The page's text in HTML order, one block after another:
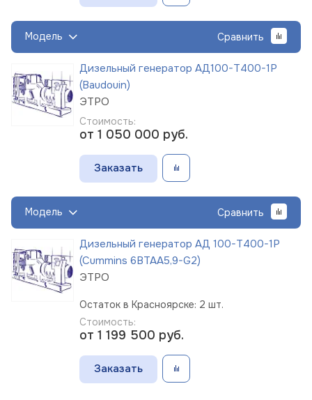
Модель Сравнить
Дизельный генератор АД100-Т400-1Р
(Baudouin)
ЭТРО
Стоимость:
от 1 050 000 руб.
Заказать
Модель Сравнить
Дизельный генератор АД 100-Т400-1Р
(Cummins 6BTAA5,9-G2)
ЭТРО
Остаток в Красноярске: 2 шт.
Стоимость:
от 1 199 500 руб.
Заказать